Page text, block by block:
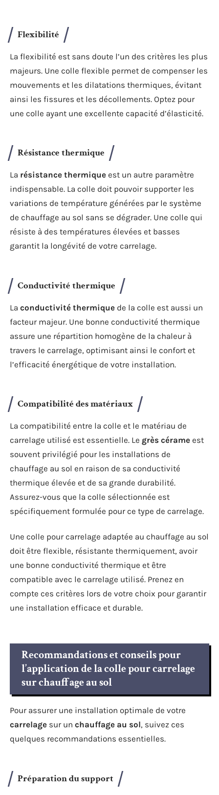
Flexibilité
La flexibilité est sans doute l’un des critères les plus
majeurs. Une colle flexible permet de compenser les
mouvements et les dilatations thermiques, évitant
ainsi les fissures et les décollements. Optez pour
une colle ayant une excellente capacité d’élasticité.
Résistance thermique
La résistance thermique est un autre paramètre
indispensable. La colle doit pouvoir supporter les
variations de température générées par le système
de chauffage au sol sans se dégrader. Une colle qui
résiste à des températures élevées et basses
garantit la longévité de votre carrelage.
Conductivité thermique
La conductivité thermique de la colle est aussi un
facteur majeur. Une bonne conductivité thermique
assure une répartition homogène de la chaleur à
travers le carrelage, optimisant ainsi le confort et
l’efficacité énergétique de votre installation.
Compatibilité des matériaux
La compatibilité entre la colle et le matériau de
carrelage utilisé est essentielle. Le grès cérame est
souvent privilégié pour les installations de
chauffage au sol en raison de sa conductivité
thermique élevée et de sa grande durabilité.
Assurez-vous que la colle sélectionnée est
spécifiquement formulée pour ce type de carrelage.
Une colle pour carrelage adaptée au chauffage au sol
doit être flexible, résistante thermiquement, avoir
une bonne conductivité thermique et être
compatible avec le carrelage utilisé. Prenez en
compte ces critères lors de votre choix pour garantir
une installation efficace et durable.
Recommandations et conseils pour
l’application de la colle pour carrelage
sur chauffage au sol
Pour assurer une installation optimale de votre
carrelage sur un chauffage au sol, suivez ces
quelques recommandations essentielles.
Préparation du support